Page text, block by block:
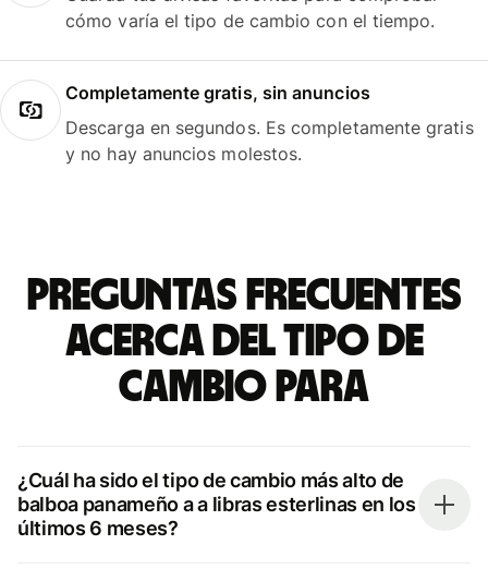
cómo varía el tipo de cambio con el tiempo.
Completamente gratis, sin anuncios
Descarga en segundos. Es completamente gratis
y no hay anuncios molestos.
Preguntas frecuentes
acerca del tipo de
cambio para
¿Cuál ha sido el tipo de cambio más alto de
balboa panameño a a libras esterlinas en los
últimos 6 meses?